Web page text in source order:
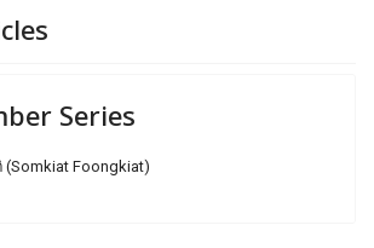
Series
(Somkiat Foongkiat)